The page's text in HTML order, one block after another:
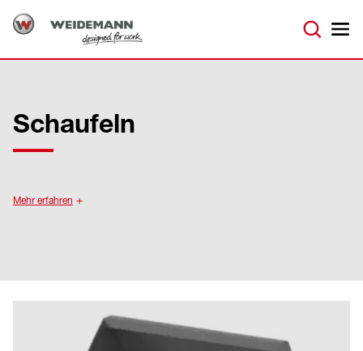
Schaufeln
Mehr erfahren